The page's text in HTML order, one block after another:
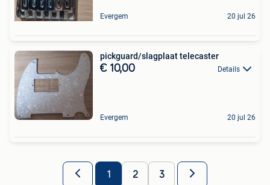
Evergem 20 jul 26
pickguard/slagplaat telecaster
€ 10,00 Details
Evergem 20 jul 26
1 2 3